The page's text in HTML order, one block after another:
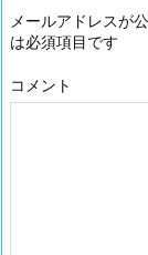
メールアドレスが
は必須項目です
コメント